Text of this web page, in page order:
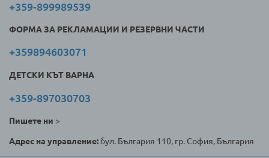
+359-899989539
ФОРМА ЗА РЕКЛАМАЦИИ И РЕЗЕРВНИ ЧАСТИ
+359894603071
ДЕТСКИ КЪТ ВАРНА
+359-897030703
Пишете ни >
Адрес на управление:бул. България 110, гр. София, България